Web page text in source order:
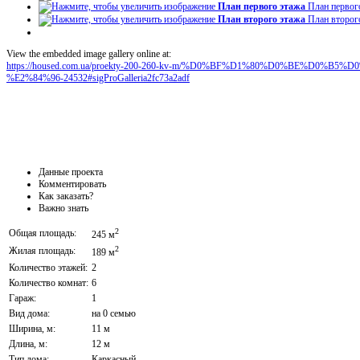
План первого этажа План
План второго этажа План
View the embedded image gallery online at:
https://housed.com.ua/proekty-200-260-kv-m/
%E2%84%96-24532#sigProGalleria2fc73a2adf
Данные проекта
Комментировать
Как заказать?
Важно знать
Общая площадь: 245 м2
Жилая площадь: 189 м2
Количество этажей: 2
Количество комнат: 6
Гараж:
1
Вид дома:
на 0 семью
Ширина, м:
11 м
Длина, м:
12 м